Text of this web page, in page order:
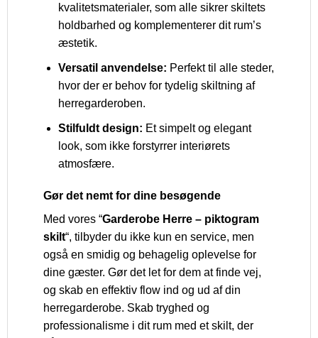
kvalitetsmaterialer, som alle sikrer skiltets
holdbarhed og komplementerer dit rum’s
æstetik.
Versatil anvendelse: Perfekt til alle steder,
hvor der er behov for tydelig skiltning af
herregarderoben.
Stilfuldt design: Et simpelt og elegant
look, som ikke forstyrrer interiørets
atmosfære.
Gør det nemt for dine besøgende
Med vores “Garderobe Herre – piktogram
skilt“, tilbyder du ikke kun en service, men
også en smidig og behagelig oplevelse for
dine gæster. Gør det let for dem at finde vej,
og skab en effektiv flow ind og ud af din
herregarderobe. Skab tryghed og
professionalisme i dit rum med et skilt, der